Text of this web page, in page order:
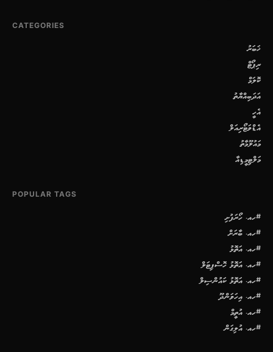
CATEGORIES
ޚަބަރު
ރިޕޯޓް
ކޮލަމް
އަދަބިއްޔާތު
އެހީ
އެޑްވަޓޯރިއަލް
މައުލޫމާތު
މަލްޓިމީޑިއާ
POPULAR TAGS
#ހއ. ހޯރަފުށި
#ހއ. ބާރަށް
#ހއ. އަތޮޅު
#ހއ. އަތޮޅު ހޮސްޕިޓަލް
#ހއ. އަތޮޅު ކައުންސިލް
#ހއ. އިހަވަންދޫ
#ހއ. އުތީމް
#ހއ. އުލިގަން